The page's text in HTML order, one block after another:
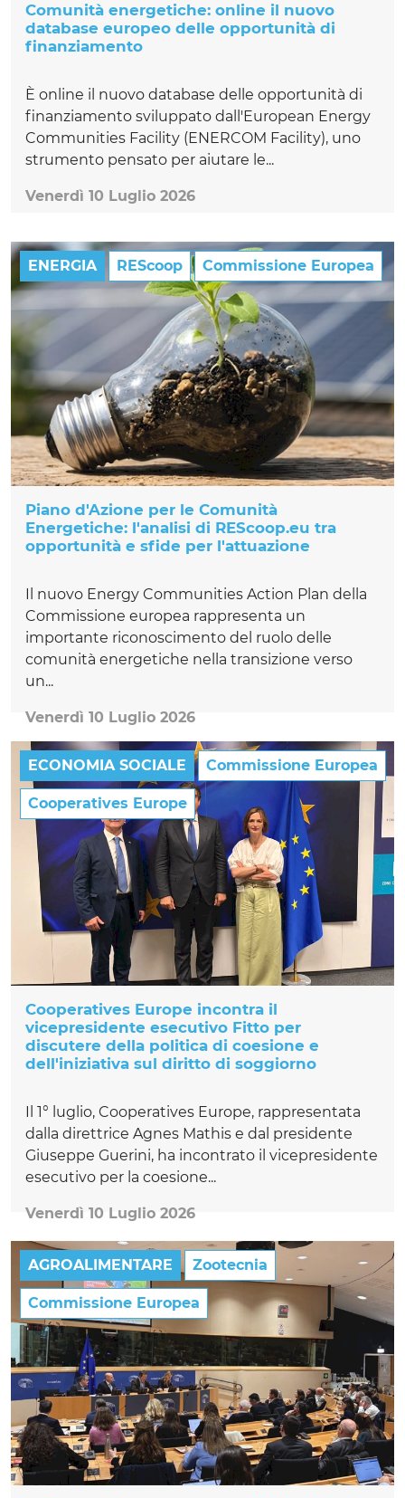
Comunità energetiche: online il nuovo
database europeo delle opportunità di
finanziamento
È online il nuovo database delle opportunità di
finanziamento sviluppato dall'European Energy
Communities Facility (ENERCOM Facility), uno
strumento pensato per aiutare le...
Venerdì 10 Luglio 2026
ENERGIA REScoop Commissione Europea
Piano d'Azione per le Comunità
Energetiche: l'analisi di REScoop.eu tra
opportunità e sfide per l'attuazione
Il nuovo Energy Communities Action Plan della
Commissione europea rappresenta un
importante riconoscimento del ruolo delle
comunità energetiche nella transizione verso
un...
Venerdì 10 Luglio 2026
ECONOMIA SOCIALE Commissione Europea
Cooperatives Europe
Cooperatives Europe incontra il
vicepresidente esecutivo Fitto per
discutere della politica di coesione e
dell'iniziativa sul diritto di soggiorno
Il 1° luglio, Cooperatives Europe, rappresentata
dalla direttrice Agnes Mathis e dal presidente
Giuseppe Guerini, ha incontrato il vicepresidente
esecutivo per la coesione...
Venerdì 10 Luglio 2026
AGROALIMENTARE Zootecnia
Commissione Europea